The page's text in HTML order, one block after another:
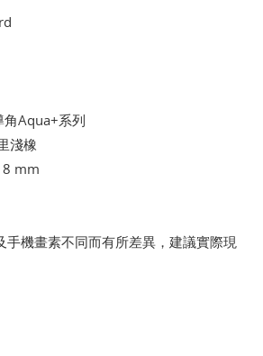
角Aqua+系列
淺橡
8 mm
手機畫素不同而有所差異，建議實際現